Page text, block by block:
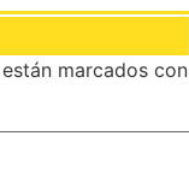
marcados con